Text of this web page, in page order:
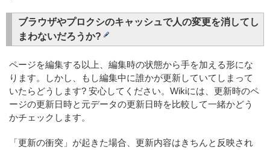
ブラウザやプロクシのキャッシュで人の変更を消してし
まわないだろうか?
ページを編集する以上、編集時の状態から手を加える形にな
ります。しかし、もし編集中に誰かが更新していてしまって
いたらどうします? 安心してください。Wikiには、更新時のペ
ージの更新日時と元データの更新日時を比較して一緒かどう
かチェックします。
「更新の衝突」が起きた場合、更新内容はきちんと反映され